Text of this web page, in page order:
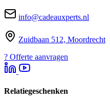
info@cadeauxperts.nl
Zuidbaan 512, Moordrecht
? Offerte aanvragen
Relatiegeschenken